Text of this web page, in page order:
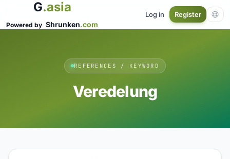
G.asia
Powered by Shrunken.com
Log in Register
REFERENCES / KEYWORD
Veredelung